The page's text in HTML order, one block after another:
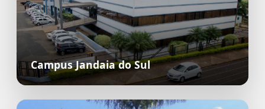
Campus Jandaia do Sul